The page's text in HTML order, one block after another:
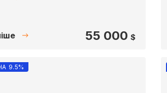
55 000 $
9.5%